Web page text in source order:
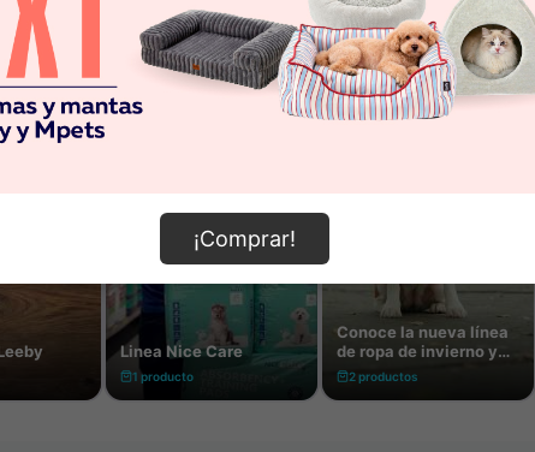
¡Comprar!